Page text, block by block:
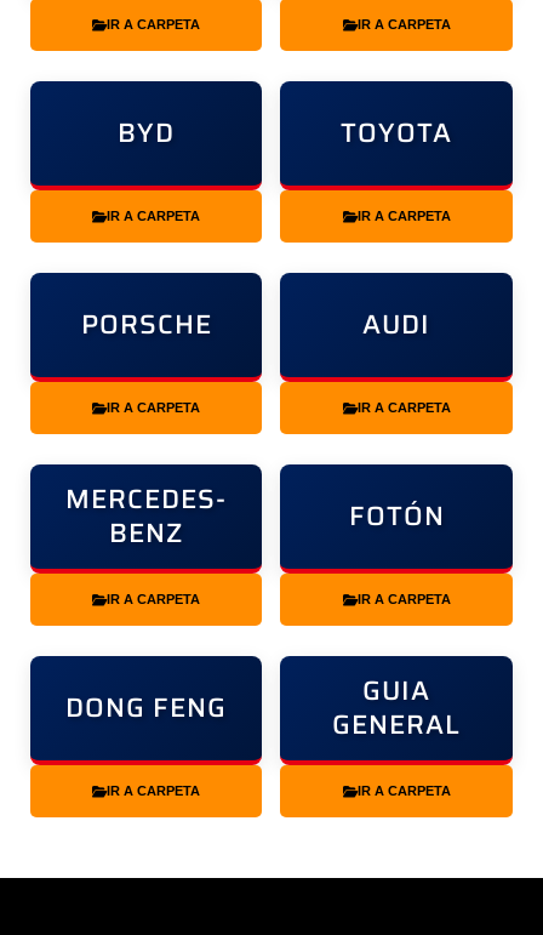
IR A CARPETA IR A CARPETA
BYD
IR A CARPETA
TOYOTA
IR A CARPETA
PORSCHE
IR A CARPETA
AUDI
IR A CARPETA
MERCEDES-
BENZ
IR A CARPETA
FOTÓN
IR A CARPETA
DONG FENG
IR A CARPETA
GUIA
GENERAL
IR A CARPETA